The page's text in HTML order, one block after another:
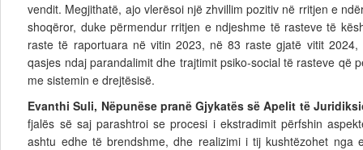
vendit. Megjithatë, ajo vlerësoi një zhvillim pozitiv në rritjen e
shoqëror, duke përmendur rritjen e ndjeshme të rasteve të
raste të raportuara në vitin 2023, në 83 raste gjatë vitit
qasjes ndaj parandalimit dhe trajtimit psiko-social të rasteve që
me sistemin e drejtësisë.
Evanthi Suli, Nëpunëse pranë Gjykatës së Apelit të
fjalës së saj parashtroi se procesi i ekstradimit përfshin
ashtu edhe të brendshme, dhe realizimi i tij kushtëzohet nga